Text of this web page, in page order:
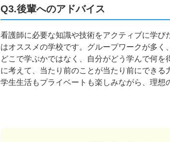
Q3.後輩へのアドバイス
看護師に必要な知識や技術をアクティブに学
はオススメの学校です。グループワークが多く
どこで学ぶかではなく、自分がどう学んで何
に考えて、当たり前のことが当たり前にできる
学生生活もプライベートも楽しみながら、理想